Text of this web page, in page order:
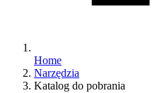
Home
Narzędzia
Katalog do pobrania